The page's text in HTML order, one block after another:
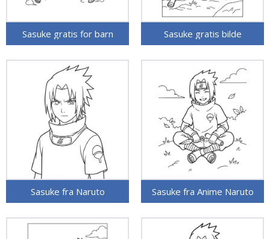
Sasuke gratis for barn Sasuke gratis bilde
Sasuke fra Naruto Sasuke fra Anime Naruto